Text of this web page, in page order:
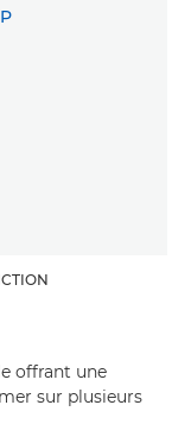
offrant une
sur plusieurs